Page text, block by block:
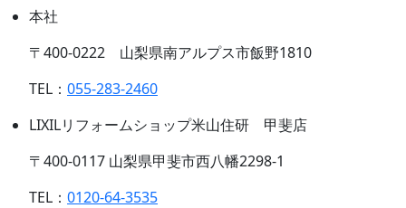
本社
〒400-0222 山梨県南アルプス市飯野1810
TEL： 055-283-2460
LIXILリフォームショップ米山住研 甲斐店
〒400-0117 山梨県甲斐市西八幡2298-1
TEL： 0120-64-3535